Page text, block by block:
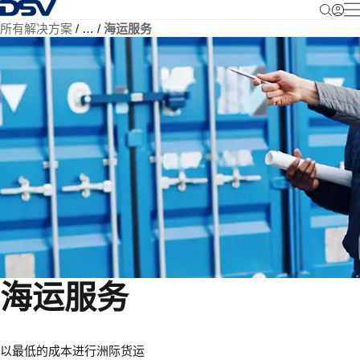
返回首页
所有解决方案 … 海运服务
海运服务
以最低的成本进行洲际货运